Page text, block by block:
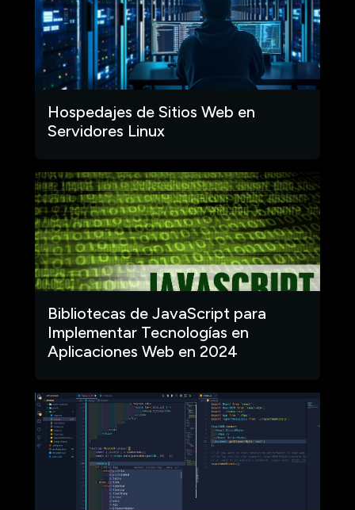
Hospedajes de Sitios Web en
Servidores Linux
Bibliotecas de JavaScript para
Implementar Tecnologías en
Aplicaciones Web en 2024